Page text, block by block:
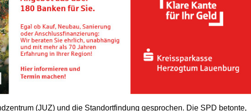
(JUZ) und die Standortfindung gesprochen. Die SPD betonte,